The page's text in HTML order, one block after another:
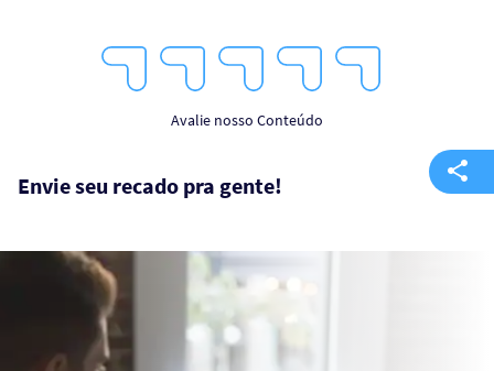
Stars Stars
Avalie nosso Conteúdo
Envie seu recado pra gente!